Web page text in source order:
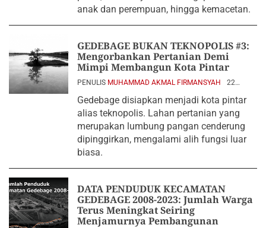
anak dan perempuan, hingga kemacetan.
GEDEBAGE BUKAN TEKNOPOLIS #3:
Mengorbankan Pertanian Demi
Mimpi Membangun Kota Pintar
PENULIS MUHAMMAD AKMAL FIRMANSYAH
22
Gedebage disiapkan menjadi kota pintar
alias teknopolis. Lahan pertanian yang
merupakan lumbung pangan cenderung
dipinggirkan, mengalami alih fungsi luar
biasa.
DATA PENDUDUK KECAMATAN
GEDEBAGE 2008-2023: Jumlah Warga
Terus Meningkat Seiring
Menjamurnya Pembangunan